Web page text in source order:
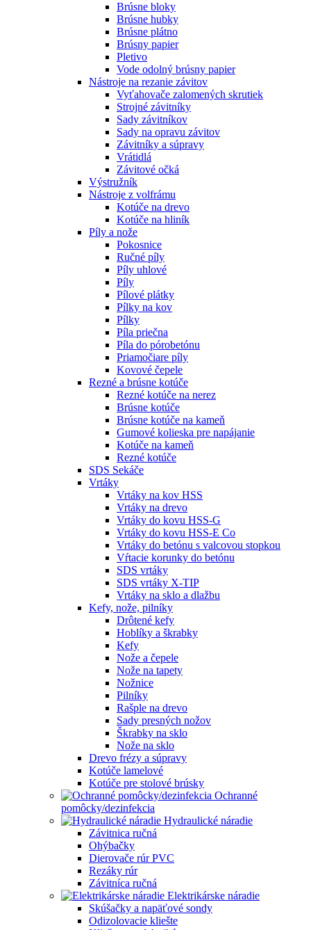
Brúsne bloky
Brúsne hubky
Brúsne plátno
Brúsny papier
Pletivo
Vode odolný brúsny papier
Nástroje na rezanie závitov
Vyťahovače zalomených skrutiek
Strojné závitníky
Sady závitníkov
Sady na opravu závitov
Závitníky a súpravy
Vrátidlá
Závitové očká
Výstružník
Nástroje z volfrámu
Kotúče na drevo
Kotúče na hliník
Píly a nože
Pokosnice
Ručné píly
Píly uhlové
Píly
Pílové plátky
Pílky na kov
Pílky
Píla priečna
Píla do pórobetónu
Priamočiare píly
Kovové čepele
Rezné a brúsne kotúče
Rezné kotúče na nerez
Brúsne kotúče
Brúsne kotúče na kameň
Gumové kolieska pre napájanie
Kotúče na kameň
Rezné kotúče
SDS Sekáče
Vrtáky
Vrtáky na kov HSS
Vrtáky na drevo
Vrtáky do kovu HSS-G
Vrtáky do kovu HSS-E Co
Vrtáky do betónu s valcovou stopkou
Vŕtacie korunky do betónu
SDS vrtáky
SDS vrtáky X-TIP
Vrtáky na sklo a dlažbu
Kefy, nože, pilníky
Drôtené kefy
Hoblíky a škrabky
Kefy
Nože a čepele
Nože na tapety
Nožnice
Pilníky
Rašple na drevo
Sady presných nožov
Škrabky na sklo
Nože na sklo
Drevo frézy a súpravy
Kotúče lamelové
Kotúče pre stolové brúsky
Ochranné
pomôcky/dezinfekcia
Hydraulické náradie
Závitnica ručná
Ohýbačky
Dierovače rúr PVC
Rezáky rúr
Závitníca ručná
Elektrikárske náradie
Skúšačky a napäťové sondy
Odizolovacie kliešte